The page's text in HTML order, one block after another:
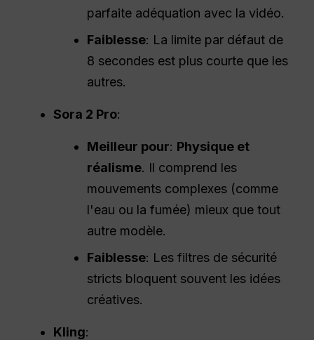
parfaite adéquation avec la vidéo.
Faiblesse: La limite par défaut de
8 secondes est plus courte que les
autres.
Sora 2 Pro:
Meilleur pour: Physique et
réalisme. Il comprend les
mouvements complexes (comme
l'eau ou la fumée) mieux que tout
autre modèle.
Faiblesse: Les filtres de sécurité
stricts bloquent souvent les idées
créatives.
Kling: